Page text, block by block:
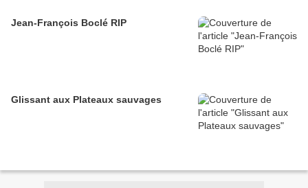
Jean-François Boclé RIP
Glissant aux Plateaux sauvages